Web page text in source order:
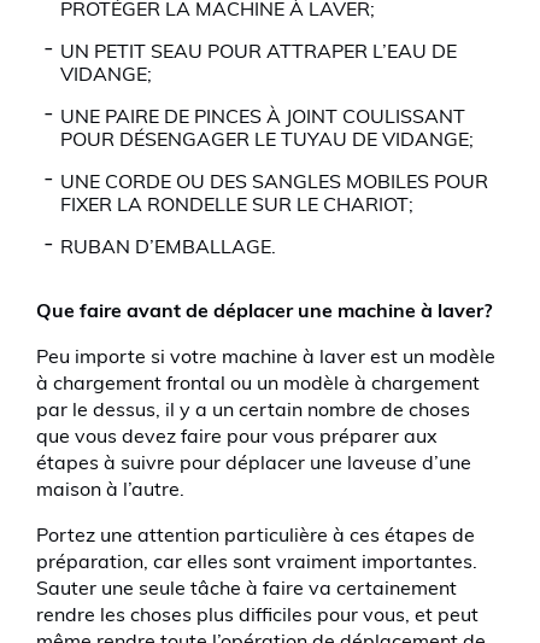
PROTÉGER LA MACHINE À LAVER;
UN PETIT SEAU POUR ATTRAPER L’EAU DE
VIDANGE;
UNE PAIRE DE PINCES À JOINT COULISSANT
POUR DÉSENGAGER LE TUYAU DE VIDANGE;
UNE CORDE OU DES SANGLES MOBILES POUR
FIXER LA RONDELLE SUR LE CHARIOT;
RUBAN D’EMBALLAGE.
Que faire avant de déplacer une machine à laver?
Peu importe si votre machine à laver est un modèle
à chargement frontal ou un modèle à chargement
par le dessus, il y a un certain nombre de choses
que vous devez faire pour vous préparer aux
étapes à suivre pour déplacer une laveuse d’une
maison à l’autre.
Portez une attention particulière à ces étapes de
préparation, car elles sont vraiment importantes.
Sauter une seule tâche à faire va certainement
rendre les choses plus difficiles pour vous, et peut